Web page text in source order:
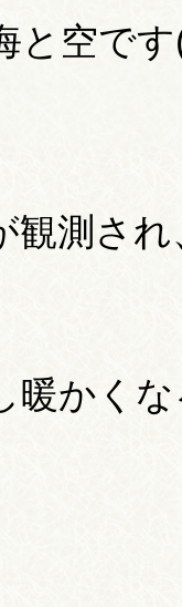
と空で
観測さ
暖かく